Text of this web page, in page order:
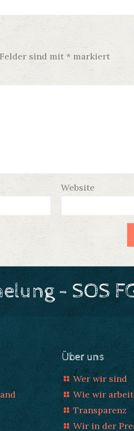
sind mit * markiert
Website
- SOS
Über uns
Wer wir sind
Wie wir
Transparenz
Wir in der